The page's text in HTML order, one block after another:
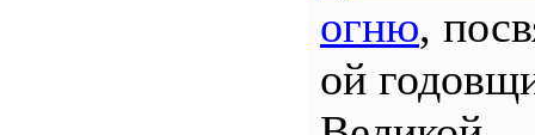
огню,
ой